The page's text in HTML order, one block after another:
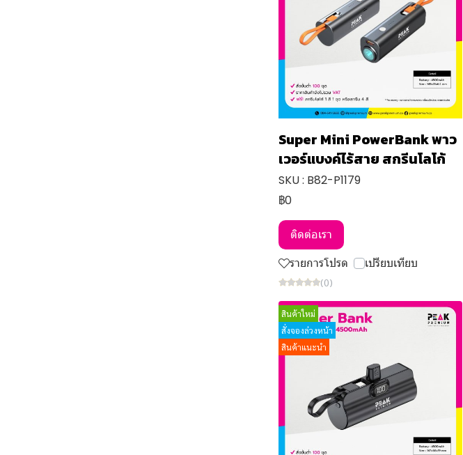
Super Mini PowerBank พาว
เวอร์แบงค์ไร้สาย สกรีนโลโก้
SKU : B82-P1179
฿0
ติดต่อเรา
รายการโปรด
เปรียบเทียบ
(0)
สินค้าใหม่
สั่งจองล่วงหน้า
สินค้าแนะนำ